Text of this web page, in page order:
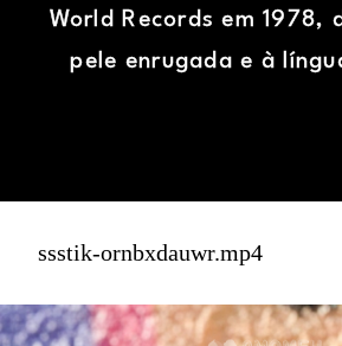
World Records em 1978,
pele enrugada e à
ssstik-ornbxdauwr.mp4